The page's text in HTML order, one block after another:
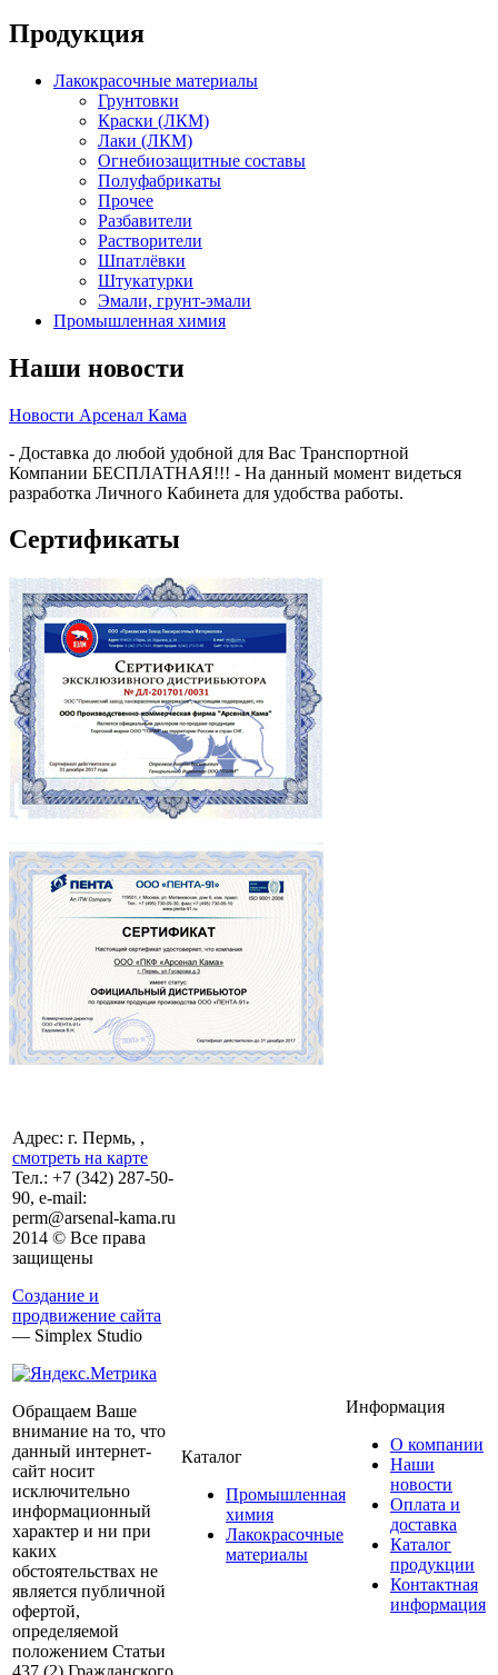
Продукция
Лакокрасочные материалы
Грунтовки
Краски (ЛКМ)
Лаки (ЛКМ)
Огнебиозащитные составы
Полуфабрикаты
Прочее
Разбавители
Растворители
Шпатлёвки
Штукатурки
Эмали, грунт-эмали
Промышленная химия
Наши новости
Новости Арсенал Кама
- Доставка до любой удобной для Вас Транспортной
Компании БЕСПЛАТНАЯ!!! - На данный момент видеться
разработка Личного Кабинета для удобства работы.
Сертификаты
Адрес: г. Пермь, ,
смотреть на карте
Тел.: +7 (342) 287-50-
90, e-mail:
perm@arsenal-kama.ru
2014 © Все права
защищены
Создание и
продвижение сайта
— Simplex Studio
Обращаем Ваше
внимание на то, что
данный интернет-
сайт носит
исключительно
информационный
характер и ни при
каких
обстоятельствах не
является публичной
офертой,
определяемой
положением Статьи
Каталог
Промышленная
химия
Лакокрасочные
материалы
Информация
О компании
Наши
новости
Оплата и
доставка
Каталог
продукции
Контактная
информация